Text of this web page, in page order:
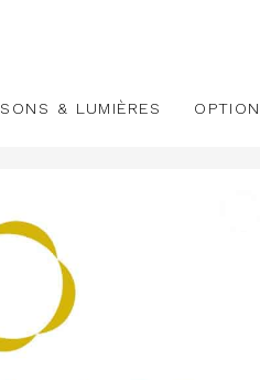
SONS & LUMIÈRES